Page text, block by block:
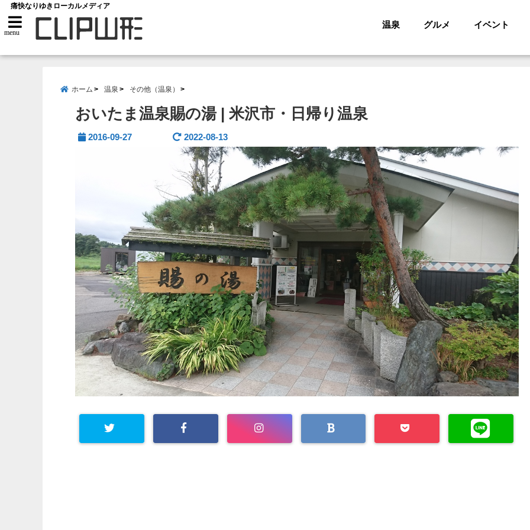
痛快なりゆきローカルメディア
menu
温泉 グルメ イベント
ホーム 温泉 その他（温泉）
おいたま温泉賜の湯 | 米沢市・日帰り温泉
2016-09-27 2022-08-13